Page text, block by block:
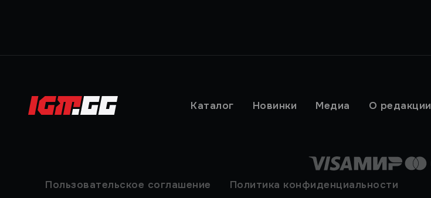
Каталог Новинки Медиа О редакции
Пользовательское соглашение Политика конфиденциальности